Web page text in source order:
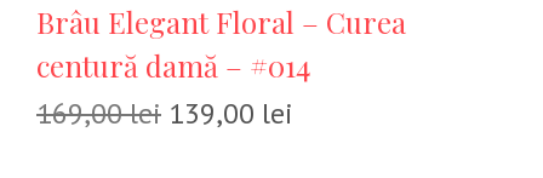
Brâu Elegant Floral – Curea
centură damă – #014
169,00lei 139,00 lei